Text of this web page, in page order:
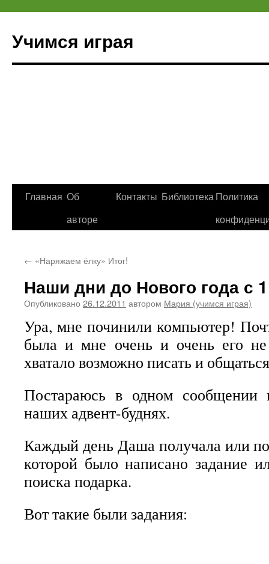
Учимся играя
Перейти
Главная Об
авторе
Контакты Библиотека Политика
← «Наряжаем ёлку» Итог!
Наши дни до Нового года с
Опубликовано 26.12.2011 автором Мария (учимся играя)
Ура, мне починили компьютер!
была и мне очень и очень его
хватало возможно писать и
Постараюсь в одном сообщении
наших адвент-буднях.
Каждый день Даша получала или
которой было написано задание
поиска подарка.
Вот такие были задания: